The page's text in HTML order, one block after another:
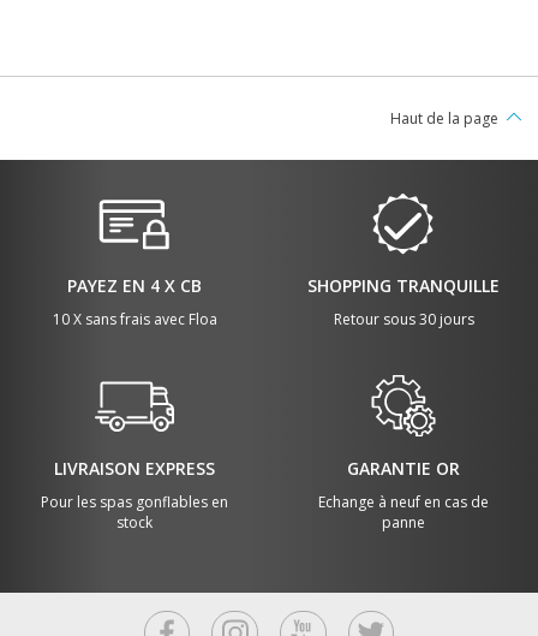
Haut de la page
PAYEZ EN 4 X CB
10 X sans frais avec Floa
SHOPPING TRANQUILLE
Retour sous 30 jours
LIVRAISON EXPRESS
Pour les spas gonflables en
stock
GARANTIE OR
Echange à neuf en cas de
panne